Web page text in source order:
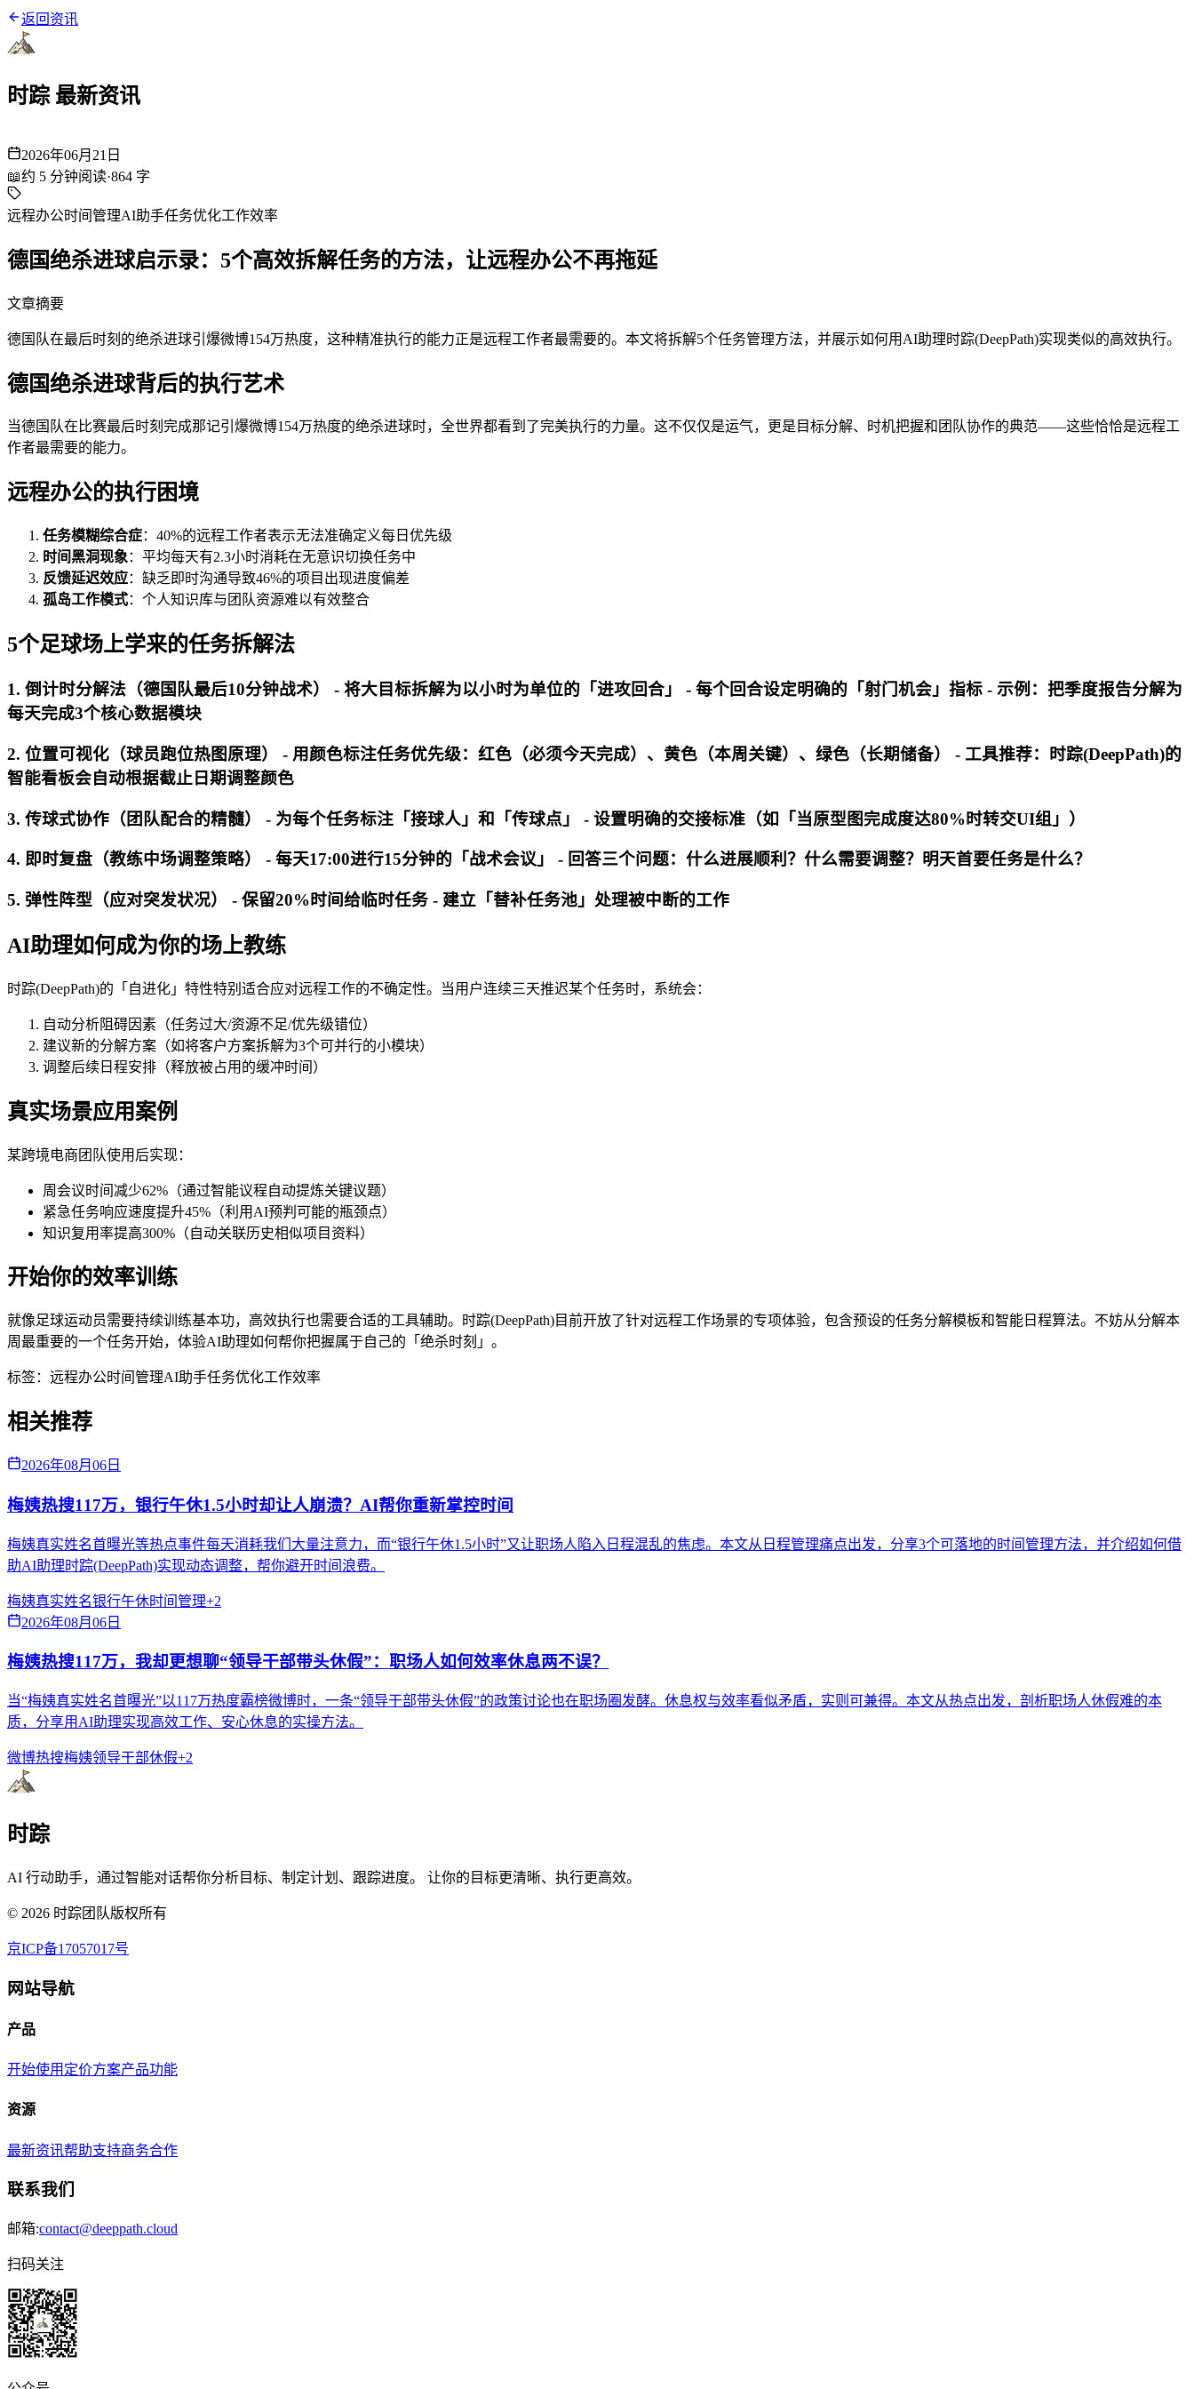
返回资讯
时踪 最新资讯
2026年06月21日
📖约 5 分钟阅读·864 字
远程办公时间管理AI助手任务优化工作效率
德国绝杀进球启示录：5个高效拆解任务的方法，让远程办公不再拖延
文章摘要
德国队在最后时刻的绝杀进球引爆微博154万热度，这种精准执行的能力正是远程工作者最需要的。本文将拆解5个任务管理方法，并展示如何用AI助理时踪(DeepPath)实现类似的高效执行。
德国绝杀进球背后的执行艺术
当德国队在比赛最后时刻完成那记引爆微博154万热度的绝杀进球时，全世界都看到了完美执行的力量。这不仅仅是运气，更是目标分解、时机把握和团队协作的典范——这些恰恰是远程工
作者最需要的能力。
远程办公的执行困境
任务模糊综合症：40%的远程工作者表示无法准确定义每日优先级
时间黑洞现象 ：平均每天有2.3小时消耗在无意识切换任务中
反馈延迟效应：缺乏即时沟通导致46%的项目出现进度偏差
孤岛工作模式：个人知识库与团队资源难以有效整合
5个足球场上学来的任务拆解法
1. 倒计时分解法（德国队最后10分钟战术） - 将大目标拆解为以小时为单位的「进攻回合」 - 每个回合设定明确的「射门机会」指标 - 示例：把季度报告分解为
每天完成3个核心数据模块
2. 位置可视化（球员跑位热图原理） - 用颜色标注任务优先级：红色（必须今天完成）、黄色（本周关键）、绿色（长期储备） - 工具推荐：时踪(DeepPath)的
智能看板会自动根据截止日期调整颜色
3. 传球式协作（团队配合的精髓） - 为每个任务标注「接球人」和「传球点」 - 设置明确的交接标准（如「当原型图完成度达80%时转交UI组」）
4. 即时复盘（教练中场调整策略） - 每天17:00进行15分钟的「战术会议」 - 回答三个问题：什么进展顺利？什么需要调整？明天首要任务是什么？
5. 弹性阵型（应对突发状况） - 保留20%时间给临时任务 - 建立「替补任务池」处理被中断的工作
AI助理如何成为你的场上教练
时踪(DeepPath)的「自进化」特性特别适合应对远程工作的不确定性。当用户连续三天推迟某个任务时，系统会：
自动分析阻碍因素（任务过大/资源不足/优先级错位）
建议新的分解方案（如将客户方案拆解为3个可并行的小模块）
调整后续日程安排（释放被占用的缓冲时间）
真实场景应用案例
某跨境电商团队使用后实现：
周会议时间减少62%（通过智能议程自动提炼关键议题）
紧急任务响应速度提升45%（利用AI预判可能的瓶颈点）
知识复用率提高300%（自动关联历史相似项目资料）
开始你的效率训练
就像足球运动员需要持续训练基本功，高效执行也需要合适的工具辅助。时踪(DeepPath)目前开放了针对远程工作场景的专项体验，包含预设的任务分解模板和智能日程算法。不妨从分解本
周最重要的一个任务开始，体验AI助理如何帮你把握属于自己的「绝杀时刻」。
标签： 远程办公时间管理AI助手任务优化工作效率
相关推荐
2026年08月06日
梅姨热搜117万，银行午休1.5小时却让人崩溃？AI帮你重新掌控时间
梅姨真实姓名首曝光等热点事件每天消耗我们大量注意力，而“银行午休1.5小时”又让职场人陷入日程混乱的焦虑。本文从日程管理痛点出发，分享3个可落地的时间管理方法，并介绍如何借
助AI助理时踪(DeepPath)实现动态调整，帮你避开时间浪费。
梅姨真实姓名银行午休时间管理+2
2026年08月06日
梅姨热搜117万，我却更想聊“领导干部带头休假”：职场人如何效率休息两不误？
当“梅姨真实姓名首曝光”以117万热度霸榜微博时，一条“领导干部带头休假”的政策讨论也在职场圈发酵。休息权与效率看似矛盾，实则可兼得。本文从热点出发，剖析职场人休假难的本
质，分享用AI助理实现高效工作、安心休息的实操方法。
微博热搜梅姨领导干部休假+2
时踪
AI 行动助手，通过智能对话帮你分析目标、制定计划、跟踪进度。 让你的目标更清晰、执行更高效。
© 2026 时踪团队版权所有
京ICP备17057017号
网站导航
产品
开始使用 定价方案产品功能
资源
最新资讯帮助支持商务合作
联系我们
邮箱:contact@deeppath.cloud
扫码关注